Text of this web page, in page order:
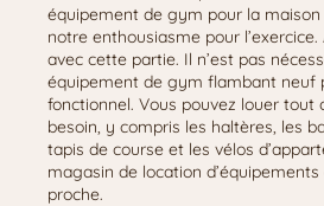
équipement de gym pour la
notre enthousiasme pour
avec cette partie. Il n’est pas
équipement de gym flambant neuf
fonctionnel. Vous pouvez louer tout
besoin, y compris les haltères, les
tapis de course et les vélos
magasin de location
proche.